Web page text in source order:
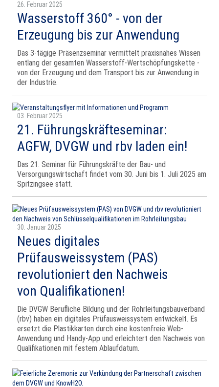
26. Februar 2025
Wasserstoff 360° - von der
Erzeugung bis zur Anwendung
Das 3-tägige Präsenzseminar vermittelt praxisnahes Wissen
entlang der gesamten Wasserstoff-Wertschöpfungskette -
von der Erzeugung und dem Transport bis zur Anwendung in
der Industrie.
03. Februar 2025
21. Führungskräfteseminar:
AGFW, DVGW und rbv laden ein!
Das 21. Seminar für Führungskräfte der Bau- und
Versorgungswirtschaft findet vom 30. Juni bis 1. Juli 2025 am
Spitzingsee statt.
30. Januar 2025
Neues digitales
Prüfausweissystem (PAS)
revolutioniert den Nachweis
von Qualifikationen!
Die DVGW Berufliche Bildung und der Rohrleitungsbauverband
(rbv) haben ein digitales Prüfausweissystem entwickelt. Es
ersetzt die Plastikkarten durch eine kostenfreie Web-
Anwendung und Handy-App und erleichtert den Nachweis von
Qualifikationen mit festem Ablaufdatum.